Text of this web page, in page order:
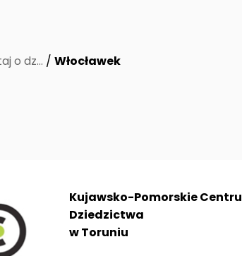
o dz… / Włocławek
Kujawsko-Pomorskie
Dziedzictwa
w Toruniu